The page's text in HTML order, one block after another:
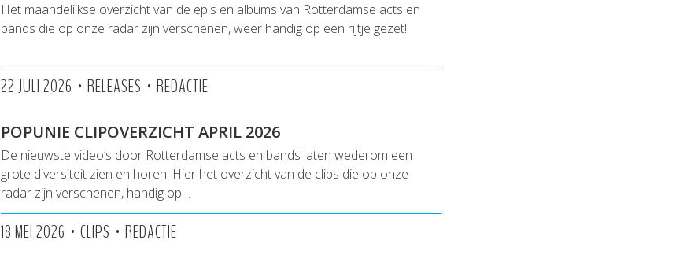
Het maandelijkse overzicht van de ep's en albums van Rotterdamse acts en
bands die op onze radar zijn verschenen, weer handig op een rijtje gezet!
22 JULI 2026 • RELEASES • REDACTIE
POPUNIE CLIPOVERZICHT APRIL 2026
De nieuwste video’s door Rotterdamse acts en bands laten wederom een
grote diversiteit zien en horen. Hier het overzicht van de clips die op onze
radar zijn verschenen, handig op…
18 MEI 2026 • CLIPS • REDACTIE